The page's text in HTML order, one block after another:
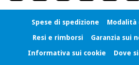
Spese di spedizione
Modalità
Resi e rimborsi
Garanzia sui
Informativa sui cookie
Dove